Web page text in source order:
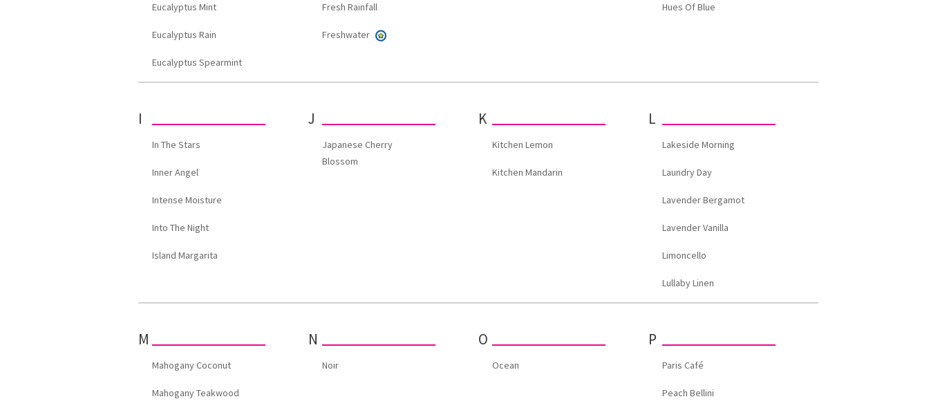
Eucalyptus Mint
Eucalyptus Rain
Eucalyptus Spearmint
Fresh Rainfall
Freshwater
Hues Of Blue
I
In The Stars
Inner Angel
Intense Moisture
Into The Night
Island Margarita
J
Japanese Cherry
Blossom
K
Kitchen Lemon
Kitchen Mandarin
L
Lakeside Morning
Laundry Day
Lavender Bergamot
Lavender Vanilla
Limoncello
Lullaby Linen
M
Mahogany Coconut
Mahogany Teakwood
N
Noir
O
Ocean
P
Paris Café
Peach Bellini